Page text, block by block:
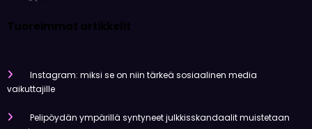
Instagram: miksi se on niin tärkeä sosiaalinen media